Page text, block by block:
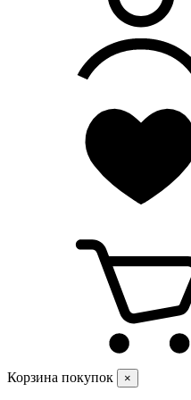
Корзина покупок
×